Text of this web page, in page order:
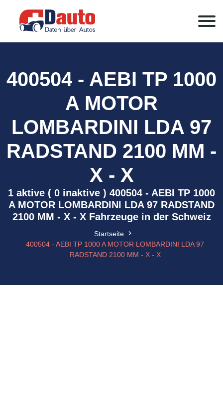
400504 - AEBI TP 1000
A MOTOR
LOMBARDINI LDA 97
RADSTAND 2100 MM -
X - X
1 aktive ( 0 inaktive ) 400504 - AEBI TP 1000
A MOTOR LOMBARDINI LDA 97 RADSTAND
2100 MM - X - X Fahrzeuge in der Schweiz
Startseite
400504 - AEBI TP 1000 A MOTOR LOMBARDINI LDA 97
RADSTAND 2100 MM - X - X